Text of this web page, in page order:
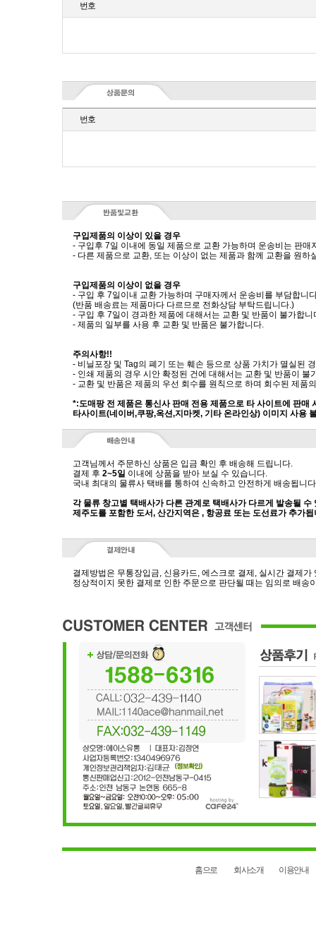
번호
번호
구입제품의 이상이 있을 경우
- 구입후 7일 이내에 동일 제품으로 교환 가능하며 운송비는 판매
- 다른 제품으로 교환, 또는 이상이 없는 제품과 함께 교환을 원하
구입제품의 이상이 없을 경우
- 구입 후 7일이내 교환 가능하며 구매자께서 운송비를 부담합니
(반품 배송료는 제품마다 다르므로 전화상담 부탁드립니다.)
- 구입 후 7일이 경과한 제품에 대해서는 교환 및 반품이 불가합니
- 제품의 일부를 사용 후 교환 및 반품은 불가합니다.
주의사항!!
- 비닐포장 및 Tag의 폐기 또는 훼손 등으로 상품 가치가 멸실된
- 인쇄 제품의 경우 시안 확정된 건에 대해서는 교환 및 반품이 불
- 교환 및 반품은 제품의 우선 회수를 원칙으로 하며 회수된 제품
*:도매팡 전 제품은 통신사 판매 전용 제품으로 타 사이트에 판매
타사이트(네이버,쿠팡,옥션,지마켓, 기타 온라인상) 이미지 사용
고객님께서 주문하신 상품은 입금 확인 후 배송해 드립니다.
결제 후 2~5일 이내에 상품을 받아 보실 수 있습니다.
국내 최대의 물류사 택배를 통하여 신속하고 안전하게 배송됩니
각 물류 창고별 택배사가 다른 관계로 택배사가 다르게 발송될 수
제주도를 포함한 도서, 산간지역은 , 항공료 또는 도선료가 추가됩
결제방법은 무통장입금, 신용카드, 에스크로 결제, 실시간 결제가
정상적이지 못한 결제로 인한 주문으로 판단될 때는 임의로 배송
홈으로 회사소개 이용안내